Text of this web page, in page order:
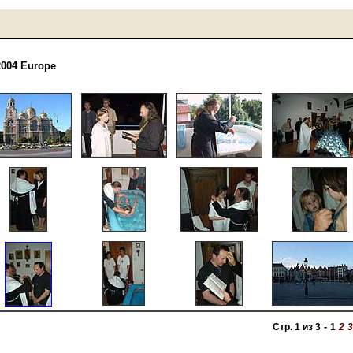
Europe
Стр. 1 из 3- 1 2 3